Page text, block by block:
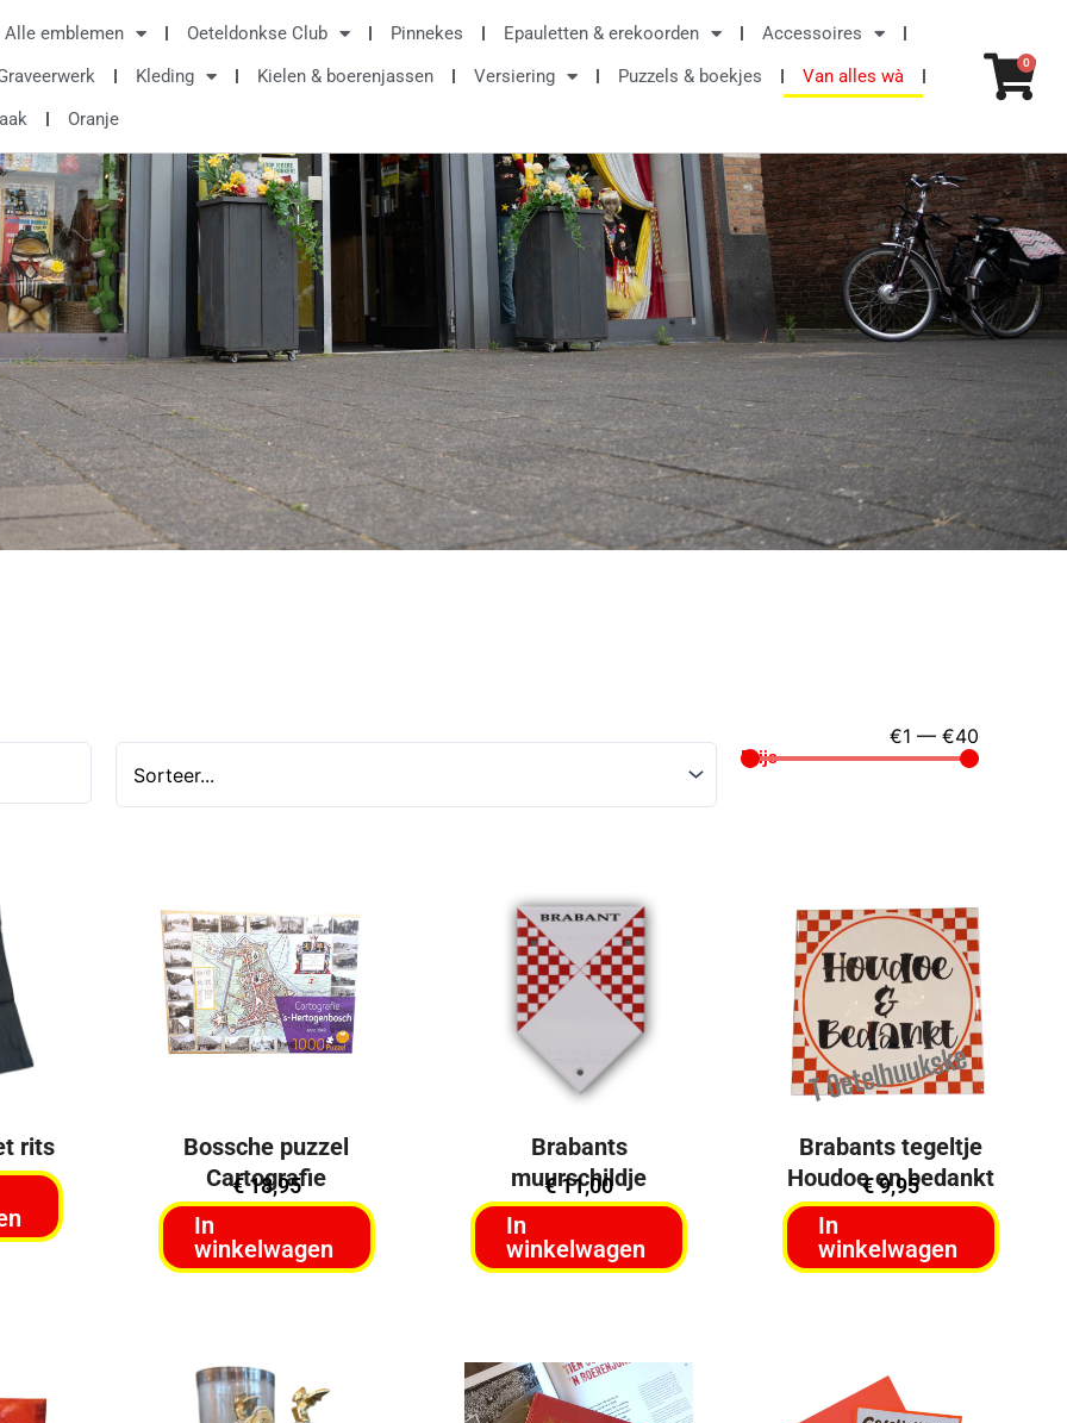
Alle emblemen Oeteldonkse Club Pinnekes Epauletten & erekoorden
Accessoires
Kleding Kielen & boerenjassen Versiering Puzzels & boekjes
Van alles wà
Oranje
0
Prijs
€1 —€40
rits
Bossche puzzel
Cartografie
€18,95
In
winkelwagen
Brabants
muurschildje
€11,00
In
winkelwagen
Brabants tegeltje
Houdoe en bedankt
€9,95
In
winkelwagen